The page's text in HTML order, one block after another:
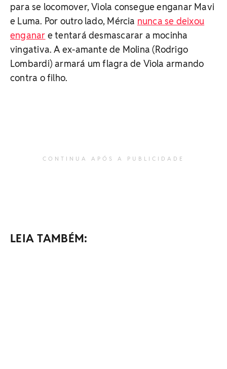
para se locomover, Viola consegue enganar Mavi
e Luma. Por outro lado, Mércia nunca se deixou
enganar e tentará desmascarar a mocinha
vingativa. A ex-amante de Molina (Rodrigo
Lombardi) armará um flagra de Viola armando
contra o filho.
CONTINUA APÓS A PUBLICIDADE
LEIA TAMBÉM: